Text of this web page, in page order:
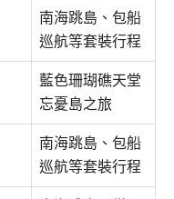
南海跳島、包船
巡航等套裝行程
藍色珊瑚礁天堂
忘憂島之旅
南海跳島、包船
巡航等套裝行程